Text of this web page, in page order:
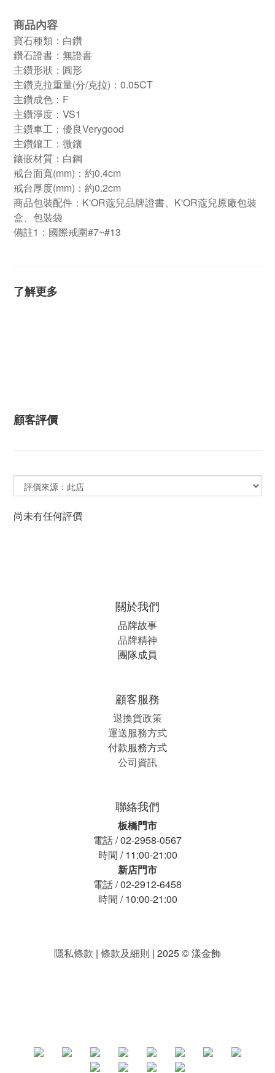
商品內容
寶石種類：白鑽
鑽石證書：無證書
主鑽形狀：圓形
主鑽克拉重量(分/克拉)：0.05CT
主鑽成色：F
主鑽淨度：VS1
主鑽車工：優良Verygood
主鑽鑲工：微鑲
鑲嵌材質：白鋼
戒台面寬(mm)：約0.4cm
戒台厚度(mm)：約0.2cm
商品包裝配件：K'OR蔻兒品牌證書、K'OR蔻兒原廠包裝
盒、包裝袋
備註1：國際戒圍#7~#13
了解更多
顧客評價
尚未有任何評價
關於我們
品牌故事
品牌精神
團隊成員
顧客服務
退換貨政策
運送服務方式
付款服務方式
公司資訊
聯絡我們
板橋門市
電話 / 02-2958-0567
時間 / 11:00-21:00
新店門市
電話 / 02-2912-6458
時間 / 10:00-21:00
隱私條款 | 條款及細則 | 2025 © 漾金飾